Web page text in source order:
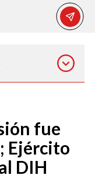
fue
Ejército
DIH